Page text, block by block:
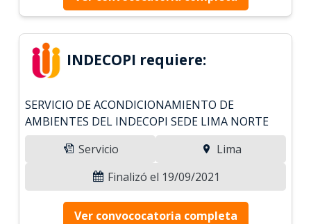
INDECOPI requiere:
SERVICIO DE ACONDICIONAMIENTO DE
AMBIENTES DEL INDECOPI SEDE LIMA NORTE
Servicio
Lima
Finalizó el 19/09/2021
Ver convococatoria completa